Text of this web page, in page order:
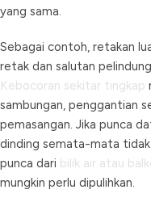
yang sama.
Sebagai contoh, retakan
retak dan salutan
Kebocoran sekitar tingkap
sambungan, penggantian
pemasangan. Jika punca
dinding semata-mata tidak
punca dari bilik air atau
mungkin perlu dipulihkan.